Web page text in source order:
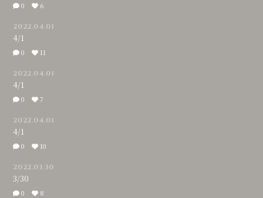
0 6
2022.04.01
4/1
0 11
2022.04.01
4/1
0 7
2022.04.01
4/1
0 10
2022.03.30
3/30
0 8